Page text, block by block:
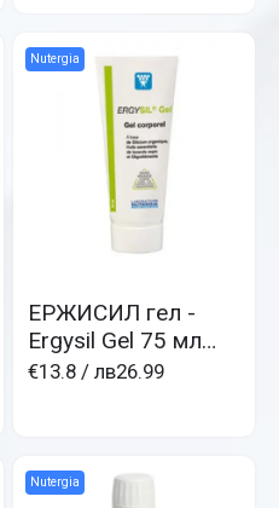
Nutergia
ЕРЖИСИЛ гел -
Ergysil Gel 75 мл
гел органичен
€13.8 / лв26.99
Nutergia